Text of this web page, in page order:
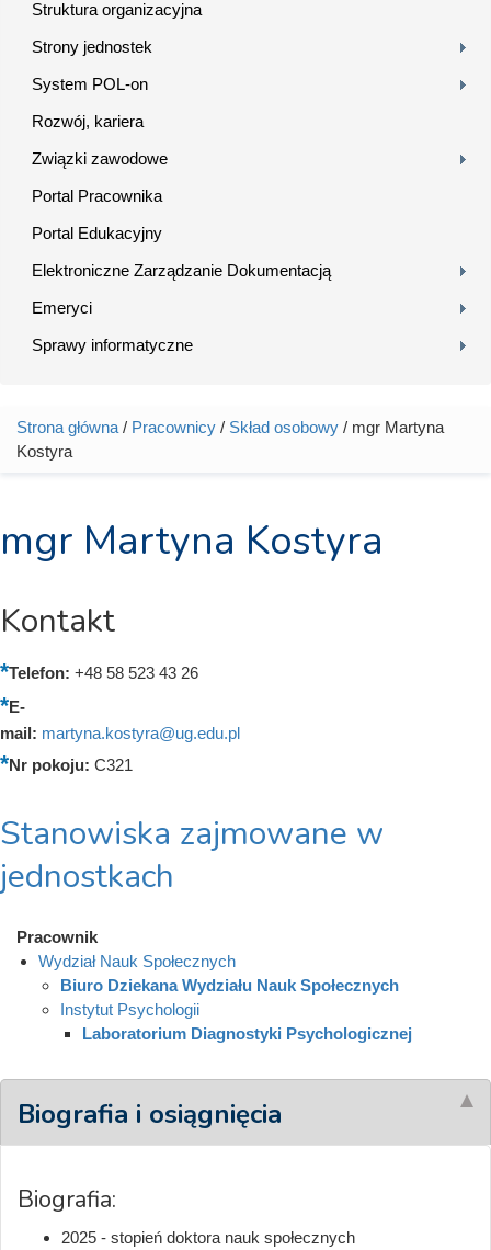
Struktura organizacyjna
Strony jednostek
System POL-on
Rozwój, kariera
Związki zawodowe
Portal Pracownika
Portal Edukacyjny
Elektroniczne Zarządzanie Dokumentacją
Emeryci
Sprawy informatyczne
Jesteś tutaj
Strona główna / Pracownicy / Skład osobowy / mgr Martyna
Kostyra
mgr Martyna Kostyra
Kontakt
Telefon: +48 58 523 43 26
E-
mail: martyna.kostyra@ug.edu.pl
Nr pokoju: C321
Stanowiska zajmowane w
jednostkach
Pracownik
Wydział Nauk Społecznych
Biuro Dziekana Wydziału Nauk Społecznych
Instytut Psychologii
Laboratorium Diagnostyki Psychologicznej
Biografia i osiągnięcia
Biografia:
2025 - stopień doktora nauk społecznych